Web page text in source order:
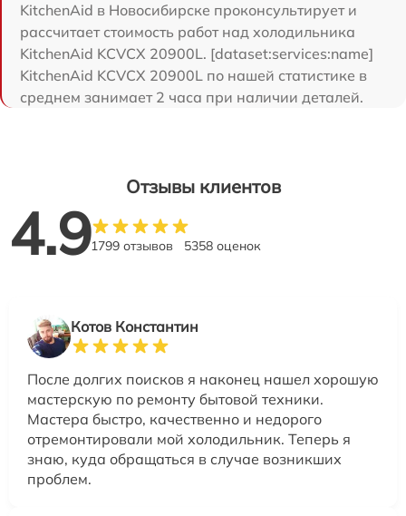
KitchenAid в Новосибирске проконсультирует и
рассчитает стоимость работ над холодильника
KitchenAid KCVCX 20900L. [dataset:services:name]
KitchenAid KCVCX 20900L по нашей статистике в
среднем занимает 2 часа при наличии деталей.
Отзывы клиентов
4.91799 отзывов 5358 оценок
Котов Константин
После долгих поисков я наконец нашел хорошую
мастерскую по ремонту бытовой техники.
Мастера быстро, качественно и недорого
отремонтировали мой холодильник. Теперь я
знаю, куда обращаться в случае возникших
проблем.